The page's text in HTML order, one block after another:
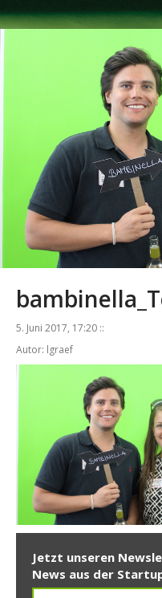
5. Juni 2017, 17:20 ::
Autor: lgraef
Jetzt unseren
News aus der